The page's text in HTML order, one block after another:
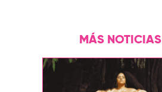
MÁS NOTICIAS